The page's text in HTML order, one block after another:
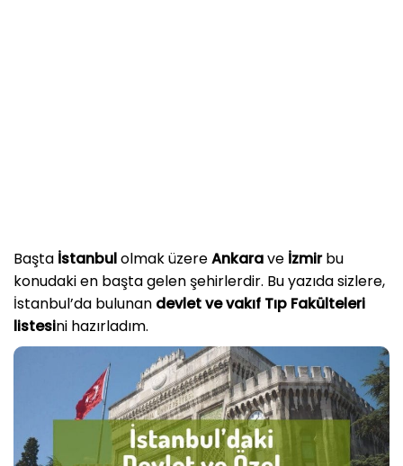
Başta İstanbulolmak üzereAnkarave İzmirbu
konudaki en başta gelen şehirlerdir. Bu yazıda sizlere,
İstanbul’da bulunan devlet ve vakıf Tıp Fakülteleri
listesini hazırladım.